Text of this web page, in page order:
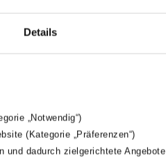
Details
„Notwendig“)
(Kategorie „Präferenzen“)
dadurch zielgerichtete